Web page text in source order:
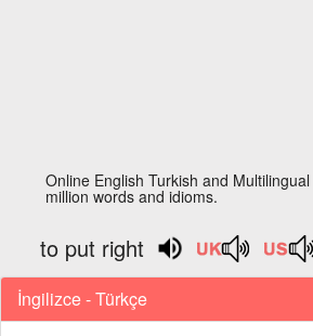
Online English Turkish and
million words and idioms.
to put right
İngilizce - Türkçe